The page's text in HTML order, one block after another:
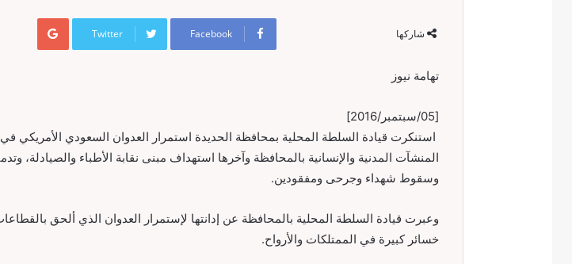
شاركها Facebook
Twitter
Google+
تهامة نيوز
[05/سبتمبر/2016]
استنكرت قيادة السلطة المحلية بمحافظة الحديدة استمرار العدوان السعودي الأمريكي
المنشآت المدنية والإنسانية بالمحافظة وآخرها استهداف مبنى نقابة الأطباء والصيادلة،
وسقوط شهداء وجرحى ومفقودين.
وعبرت قيادة السلطة المحلية بالمحافظة عن إدانتها لإستمرار العدوان الذي ألحق
خسائر كبيرة في الممتلكات والأرواح.